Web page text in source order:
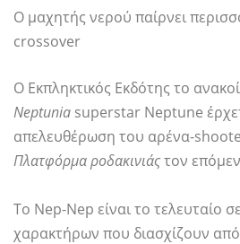
Ο μαχητής νερού παίρνει
crossover
Ο Εκπληκτικός Εκδότης το
Neptunia superstar Neptune
απελευθέρωση του αρένα-
Πλατφόρμα ροδακινιάςτον
Το Nep-Nep είναι το τελευταίο
χαρακτήρων που διασχίζουν